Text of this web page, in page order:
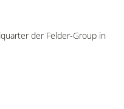
der Felder-Group in